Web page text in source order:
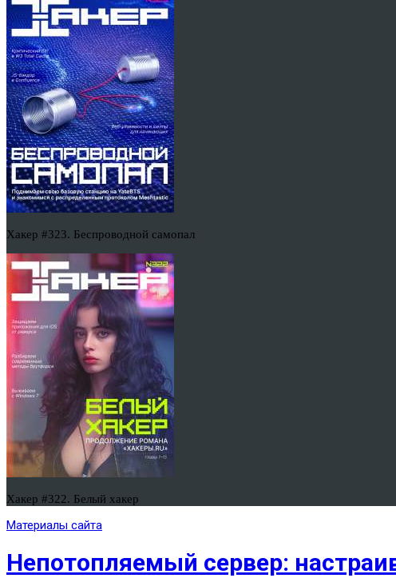
Хакер #323. Беспроводной самопал
Хакер #322. Белый хакер
Материалы сайта
Непотопляемый сервер: